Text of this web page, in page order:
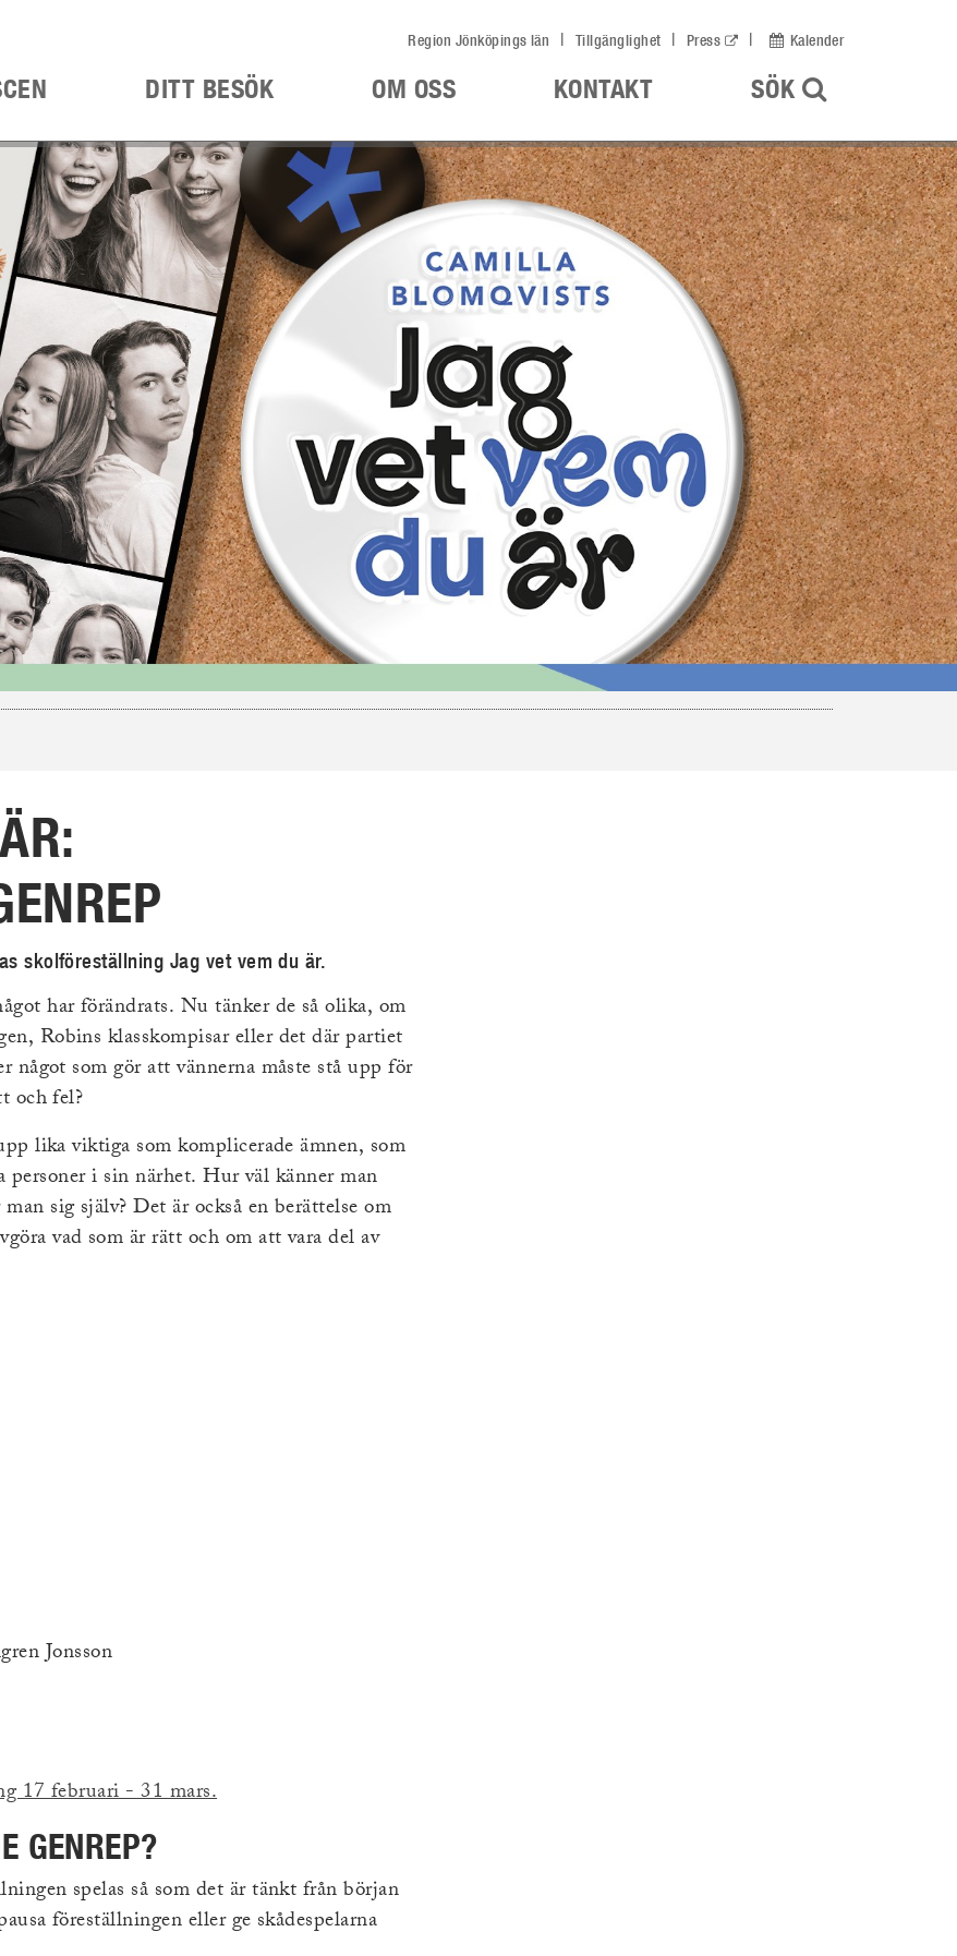
Region Jönköpings län Tillgänglighet Press Kalender
DITT BESÖK OM OSS KONTAKT SÖK
skolföreställning Jag vet vem du är.
har förändrats. Nu tänker de så olika, om
Robins klasskompisar eller det där partiet
som gör att vännerna måste stå upp för
och fel?
lika viktiga som komplicerade ämnen, som
i sin närhet. Hur väl känner man
sig själv? Det är också en berättelse om
vad som är rätt och om att vara del av
Jonsson
17 februari - 31 mars.
GENREP?
spelas så som det är tänkt från början
föreställningen eller ge skådespelarna